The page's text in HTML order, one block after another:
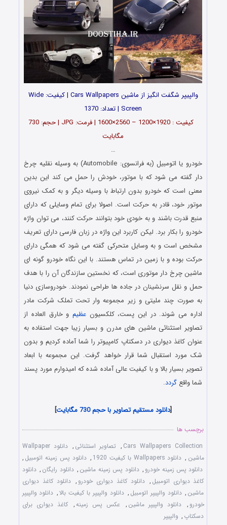
والپیپر شگفت انگیز از ماشین Cars Wallpapers | کیفیت: Wide
Screen | تعداد: 1370
کیفیت : 1920×1200 – 2560×1600 | فرمت: JPG | حجم: 730
مگابایت
…
خودرو یا اتومبیل (به فرانسوی: Automobile) به وسیله نقلیه چرخ‌
دار گفته می‌ شود که با موتور، خودش را حمل می‌ کند این بدین
معنی است که خودرو بدون ارتباط با وسیله دیگر و به کمک نیروی
موتور خود، قادر به حرکت است. اصولا برای تمام وسایلی که دارای
منبع قدرت باشند و به خودی خود بتوانند حرکت کنند، می‌ توان واژه
خودرو را بکار برد. لیکن کاربرد این واژه در زبان فارسی دارای تعریف
مشخص است و به وسایل متحرکی گفته می‌ شود که همگی دارای
حرکت بوده و با زمین در تماس هستند. با این نگاه خودرو گونه‌ ای
ماشین چرخ‌ دار موتوری است، که نخستین سازندگان آن را با هدف
حمل‌ و نقل سرنشینان در جاده‌ ها طراحی نمودند. خودروسازی دنیا
به صورت چند ملیتی و زیر مجموعه وار تحت تملک شرکت مادر
اداره می‌ شوند. در این پست، کلکسیونعظیم و خارق العاده از
تصاویر استثنائی ماشین های مدرن و بسیار زیبا جهت استفاده به
عنوان کاغذ دیواری در دسکتاپ کامپیوتر را شما آماده کردیم و بدون
شک مورد استقبال شما قرار خواهد گرفت. این مجموعه با ابعاد
تصویر بسیار بالا و با کیفیت عالی آماده شده که امیدوارم مورد پسند
شما واقعگردد.
[دانلود مستقیم تصاویر با حجم 730 مگابایت ]
برچسب ها
Cars Wallpapers Collection
, تصاویر استثنائی ,
دانلود Wallpaper
ماشین , دانلود Wallpapers با کیفیت 1920 , دانلود پس زمینه اتومبیل ,
دانلود پس زمینه خودرو , دانلود پس زمینه ماشین , دانلود رایگان , دانلود
کاغذ دیواری اتومبیل , دانلود کاغذ دیواری خودرو , دانلود کاغذ دیواری
ماشین , دانلود والپیپر اتومبیل , دانلود والپیپر با کیفیت بالا, دانلود والپیپر
خودرو , دانلود والپیپر ماشین , عکس پس زمینه, کاغذ دیواری برای
دسکتاپ , والپیپر